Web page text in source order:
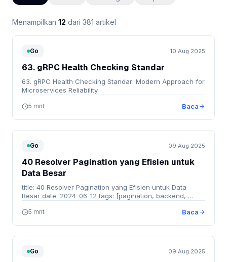
Menampilkan 12 dari 381 artikel
Go 10 Aug 2025
63. gRPC Health Checking Standar
63. gRPC Health Checking Standar: Modern Approach for
Microservices Reliability
5 mnt Baca
Go 09 Aug 2025
40 Resolver Pagination yang Efisien untuk
Data Besar
title: 40 Resolver Pagination yang Efisien untuk Data
Besar date: 2024-06-12 tags: [pagination, backend, …
5 mnt Baca
Go 09 Aug 2025